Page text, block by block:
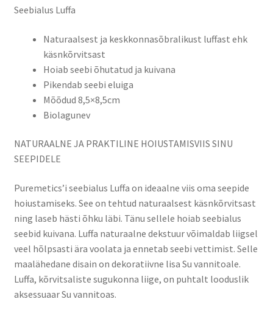
Seebialus Luffa
Naturaalsest ja keskkonnasõbralikust luffast ehk
käsnkõrvitsast
Hoiab seebi õhutatud ja kuivana
Pikendab seebi eluiga
Mõõdud 8,5×8,5cm
Biolagunev
NATURAALNE JA PRAKTILINE HOIUSTAMISVIIS SINU
SEEPIDELE
Puremetics’i seebialus Luffa on ideaalne viis oma seepide
hoiustamiseks. See on tehtud naturaalsest käsnkõrvitsast
ning laseb hästi õhku läbi. Tänu sellele hoiab seebialus
seebid kuivana. Luffa naturaalne dekstuur võimaldab liigsel
veel hõlpsasti ära voolata ja ennetab seebi vettimist. Selle
maalähedane disain on dekoratiivne lisa Su vannitoale.
Luffa, kõrvitsaliste sugukonna liige, on puhtalt looduslik
aksessuaar Su vannitoas.